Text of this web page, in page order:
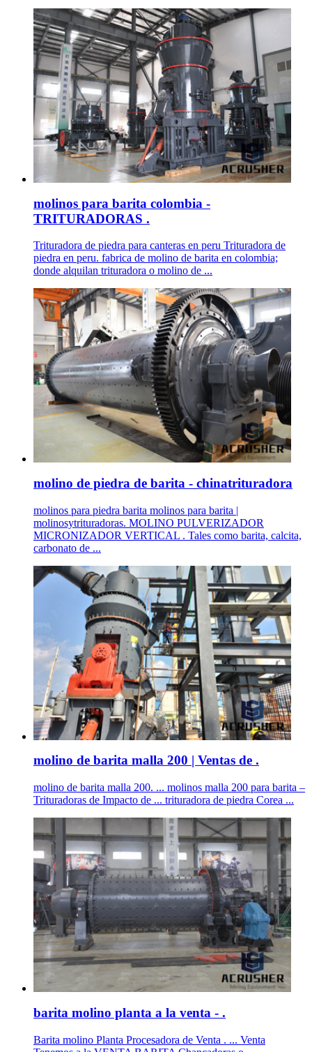
molinos para barita colombia -
TRITURADORAS .
Trituradora de piedra para canteras en peru Trituradora de
piedra en peru. fabrica de molino de barita en colombia;
donde alquilan trituradora o molino de ...
molino de piedra de barita - chinatrituradora
molinos para piedra barita molinos para barita |
molinosytrituradoras. MOLINO PULVERIZADOR
MICRONIZADOR VERTICAL . Tales como barita, calcita,
carbonato de ...
molino de barita malla 200 | Ventas de .
molino de barita malla 200. ... molinos malla 200 para barita –
Trituradoras de Impacto de ... trituradora de piedra Corea ...
barita molino planta a la venta - .
Barita molino Planta Procesadora de Venta . ... Venta